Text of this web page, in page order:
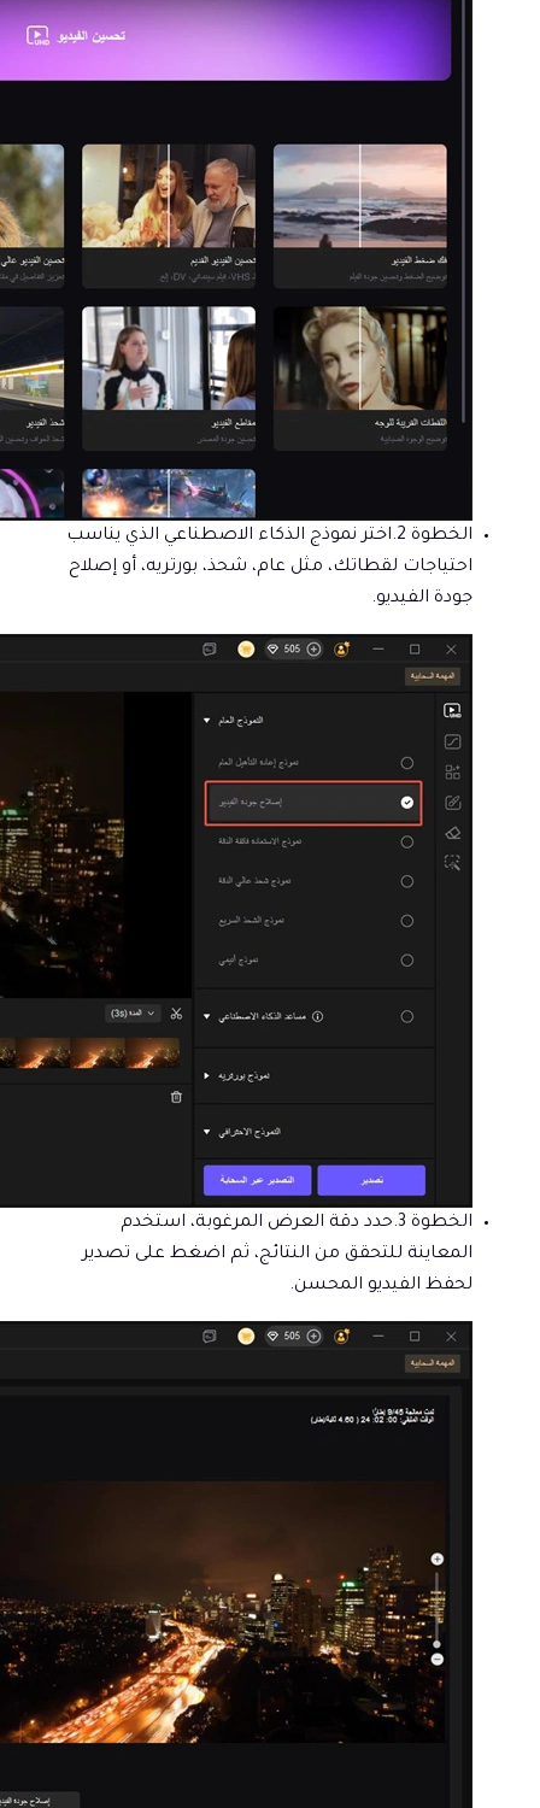
الخطوة 2.
اختر نموذج الذكاء الاصطناعي الذي يناسب
احتياجات لقطاتك، مثل عام، شحذ، بورتريه، أو إصلاح
جودة الفيديو.
الخطوة 3.
حدد دقة العرض المرغوبة، استخدم
المعاينة للتحقق من النتائج، ثم اضغط على تصدير
لحفظ الفيديو المحسن.